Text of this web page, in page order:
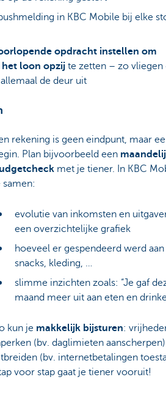
in KBC Mobile bij elke
opdracht instellen om
het loon opzij te zetten – zo vliegen
de deur uit
rekening is geen eindpunt, maar
Plan bijvoorbeeld een
met je tiener. In KBC
samen:
evolutie van inkomsten en
een overzichtelijke grafiek
hoeveel er gespendeerd werd aan
snacks, kleding, …
slimme inzichten zoals: “Je gaf
maand meer uit aan eten en
kun je makkelijk bijsturen:
(bv. daglimieten
(bv. internetbetalingen
voor stap gaat je tiener vooruit!